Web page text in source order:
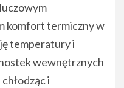
komfort termiczny w
temperatury i
wewnętrznych
i